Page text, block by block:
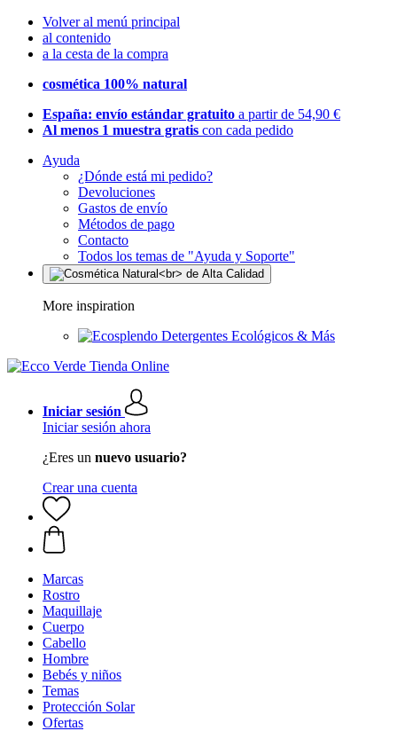
Volver al menú principal
al contenido
a la cesta de la compra
cosmética 100% natural
España: envío estándar gratuito a partir de 54,90 €
Al menos 1 muestra gratis con cada pedido
Ayuda
¿Dónde está mi pedido?
Devoluciones
Gastos de envío
Métodos de pago
Contacto
Todos los temas de "Ayuda y Soporte"
More inspiration
Detergentes Ecológicos & Más
Iniciar sesión
Iniciar sesión ahora
¿Eres un nuevo usuario?
Crear una cuenta
Marcas
Rostro
Maquillaje
Cuerpo
Cabello
Hombre
Bebés y niños
Temas
Protección Solar
Ofertas